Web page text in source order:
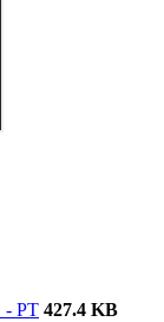
- PT 427.4 KB